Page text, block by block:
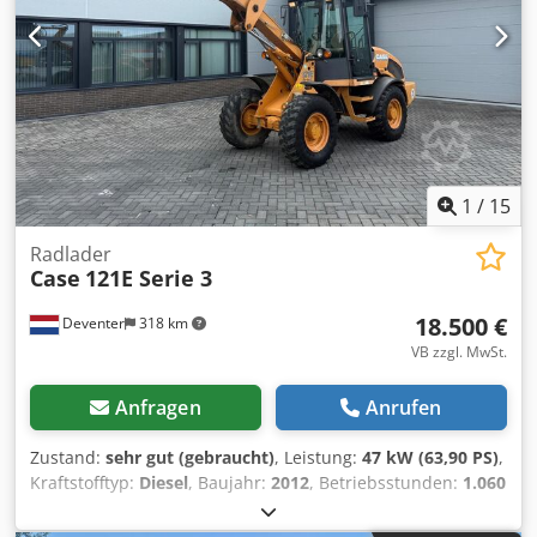
und Zwischenhandel vorbehalten.
1 / 15
Deventer 318 km
Radlader
Case 121E Serie 3
18.500 €
VB zzgl. MwSt.
Anfragen Anrufen
Zustand: sehr gut (gebraucht), Leistung: 47 kW (63,90 PS),
Kraftstofftyp: Diesel, Baujahr: 2012, Betriebsstunden: 1.060
, = Weitere Optionen und Zubehör = - 2 Pedale Steuerung